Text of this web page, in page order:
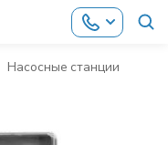
Насосные станции